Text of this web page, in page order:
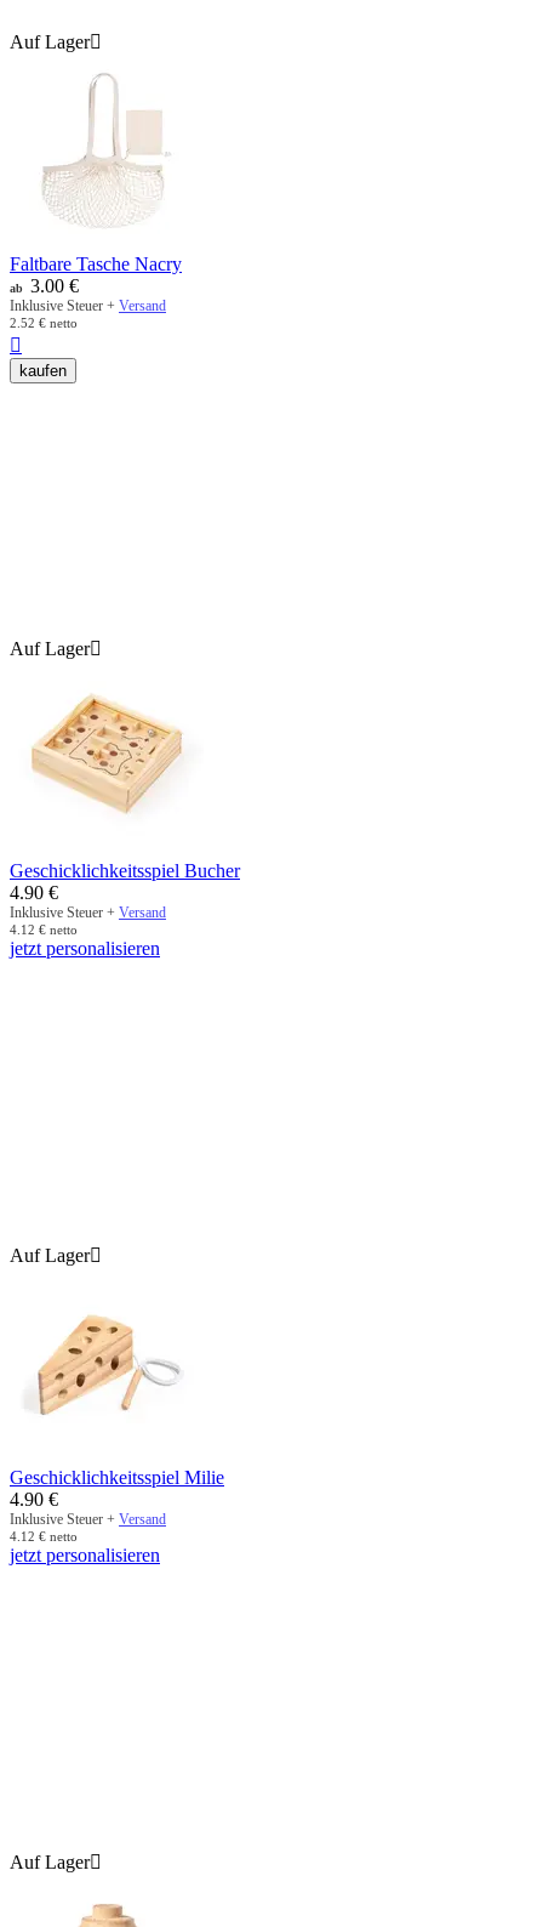
Auf Lager
Faltbare Tasche Nacry
ab 3.00 €
Inklusive Steuer + Versand
2.52 € netto

kaufen
Auf Lager
Geschicklichkeitsspiel Bucher
4.90 €
Inklusive Steuer + Versand
4.12 € netto
jetzt personalisieren
Auf Lager
Geschicklichkeitsspiel Milie
4.90 €
Inklusive Steuer + Versand
4.12 € netto
jetzt personalisieren
Auf Lager